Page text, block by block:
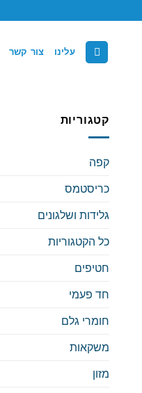
עלינו צור קשר
קטגוריות
קפה
כריסטמס
גלידות ושלגונים
כל הקטגוריות
חטיפים
חד פעמי
חומרי גלם
משקאות
מזון